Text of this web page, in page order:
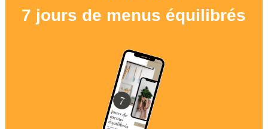
7 jours de menus équilibrés